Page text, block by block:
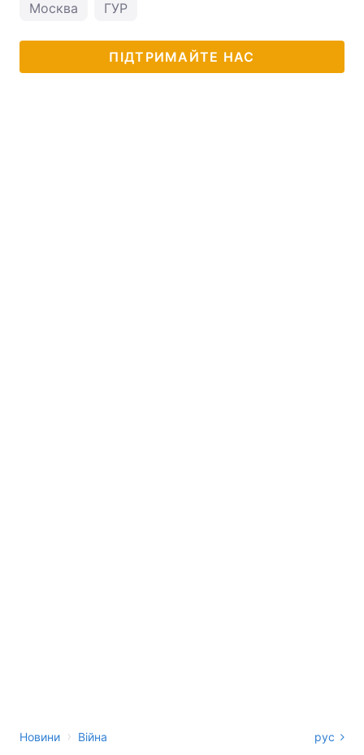
Москва ГУР
ПІДТРИМАЙТЕ НАС
Новини › Війна рус